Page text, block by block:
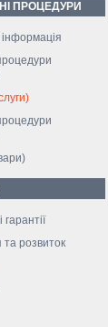
ПРОЦЕДУРИ
та розвиток